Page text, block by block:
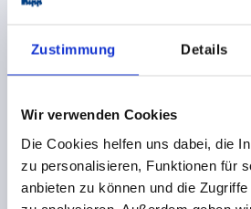
Zustimmung Details
Wir verwenden Cookies
Die Cookies helfen uns dabei, die
zu personalisieren, Funktionen für
anbieten zu können und die
EPDM BLACK, KOMP:EPDM